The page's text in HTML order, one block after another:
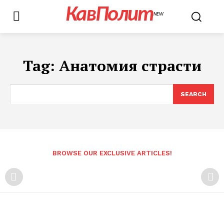
КавПолитNEW
Tag: Анатомия страсти
SEARCH
BROWSE OUR EXCLUSIVE ARTICLES!